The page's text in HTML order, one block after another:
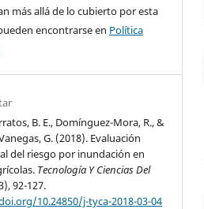
más allá de lo cubierto por esta
encontrarse en Política
B. E., Domínguez-Mora, R., &
G. (2018). Evaluación
del riesgo por inundación en
Tecnología Y Ciencias Del
92-127.
10.24850/j-tyca-2018-03-04